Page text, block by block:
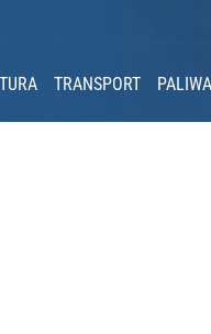
o przywróceniu CPN
TRANSPORT PALIWA